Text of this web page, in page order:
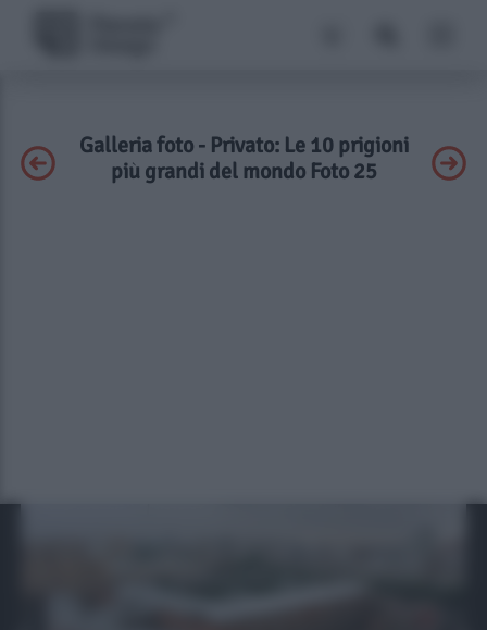
Galleria foto - Privato: Le 10 prigioni
più grandi del mondo Foto 25